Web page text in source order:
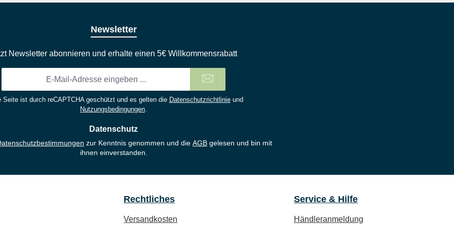
Newsletter
Newsletter abonnieren und erhalte einen 5€ Willkommensrabatt
*
Seite ist durch reCAPTCHA geschützt und es gelten die Datenschutzrichtlinieund
Nutzungsbedingungen
Datenschutz
zur Kenntnis genommen und die AGB gelesen und bin mit
ihnen einverstanden.
Rechtliches
Versandkosten
Service & Hilfe
Händleranmeldung